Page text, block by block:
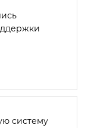
систему